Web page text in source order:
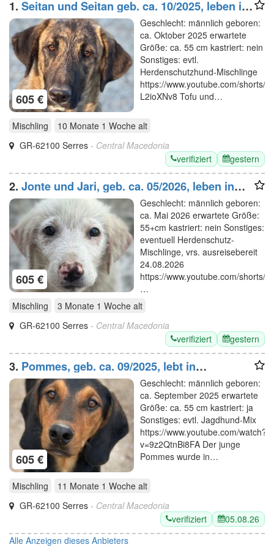
1. Seitan und Seitan geb. ca. 10/2025, leben in
GRIECHENLAND, im städt. Tierheim Serres
605 €
Geschlecht: männlich geboren:
ca. Oktober 2025 erwartete
Größe: ca. 55 cm kastriert: nein
Sonstiges: evtl.
Herdenschutzhund-Mischlinge
https://www.youtube.com/shorts/
L2ioXNv8 Tofu und…
Mischling 10 Monate 1 Woche alt
GR-62100 Serres - Central Macedonia
verifiziert
gestern
2. Jonte und Jari, geb. ca. 05/2026, leben in
GRIECHENLAND, im städt. Tierheim Serres
605 €
Geschlecht: männlich geboren:
ca. Mai 2026 erwartete Größe:
55+cm kastriert: nein Sonstiges:
eventuell Herdenschutz-
Mischlinge, vrs. ausreisebereit
24.08.2026
https://www.youtube.com/shorts/
…
Mischling
3 Monate 1 Woche alt
GR-62100 Serres - Central Macedonia
verifiziert
gestern
3. Pommes, geb. ca. 09/2025, lebt in
GRIECHENLAND, im städt. Tierheim Serres
605 €
Geschlecht: männlich geboren:
ca. September 2025 erwartete
Größe: ca. 55 cm kastriert: ja
Sonstiges: evtl. Jagdhund-Mix
https://www.youtube.com/watch?
v=9z2QtnBi8FA Der junge
Pommes wurde in…
Mischling 11 Monate 1 Woche alt
GR-62100 Serres - Central Macedonia
verifiziert
05.08.26
Alle Anzeigen dieses Anbieters